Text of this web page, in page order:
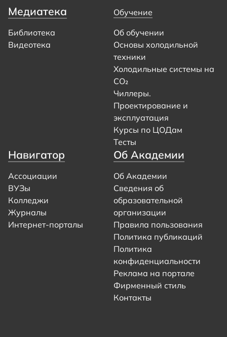
Медиатека
Библиотека
Видеотека
Обучение
Об обучении
Основы холодильной
техники
Холодильные системы на
CO₂
Чиллеры.
Проектирование и
эксплуатация
Курсы по ЦОДам
Тесты
Навигатор
Ассоциации
ВУЗы
Колледжи
Журналы
Интернет-порталы
Об Академии
Об Академии
Сведения об
образовательной
организации
Правила пользования
Политика публикаций
Политика
конфиденциальности
Реклама на портале
Фирменный стиль
Контакты